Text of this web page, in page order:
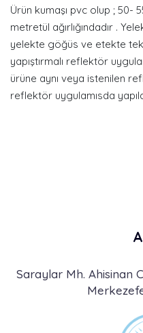
Ürün kumaşı pvc olup ; 50-
metretül ağırlığındadır .
yelekte göğüs ve etekte
yapıştırmalı reflektör
ürüne aynı veya istenilen
reflektör uygulamısda
Saraylar Mh. Ahisinan